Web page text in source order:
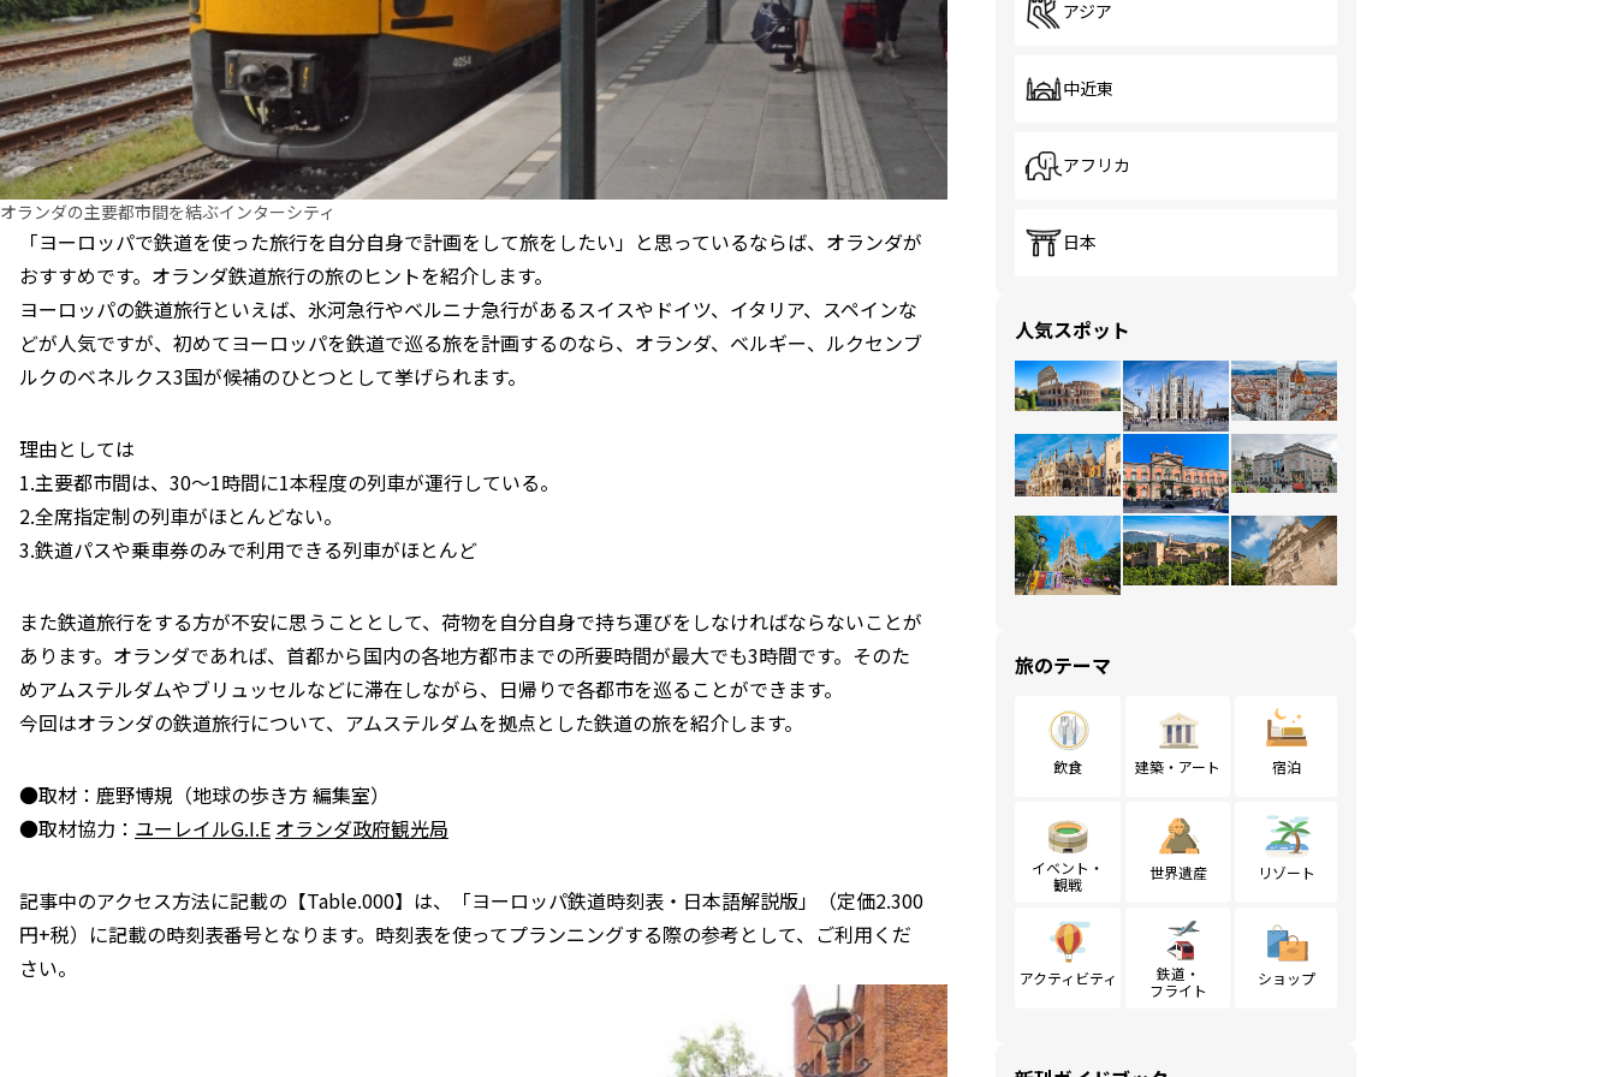
オランダの主要都市間を結ぶインターシティ
「ヨーロッパで鉄道を使った旅行を自分自身で計画をして旅をしたい」と思っているならば、オランダが
おすすめです。オランダ鉄道旅行の旅のヒントを紹介します。
ヨーロッパの鉄道旅行といえば、氷河急行やベルニナ急行があるスイスやドイツ、イタリア、スペインな
どが人気ですが、初めてヨーロッパを鉄道で巡る旅を計画するのなら、オランダ、ベルギー、ルクセンブ
ルクのベネルクス3国が候補のひとつとして挙げられます。
理由としては
1.主要都市間は、30～1時間に1本程度の列車が運行している。
2.全席指定制の列車がほとんどない。
3.鉄道パスや乗車券のみで利用できる列車がほとんど
また鉄道旅行をする方が不安に思うこととして、荷物を自分自身で持ち運びをしなければならないことが
あります。オランダであれば、首都から国内の各地方都市までの所要時間が最大でも3時間です。そのた
めアムステルダムやブリュッセルなどに滞在しながら、日帰りで各都市を巡ることができます。
今回はオランダの鉄道旅行について、アムステルダムを拠点とした鉄道の旅を紹介します。
●取材：鹿野博規（地球の歩き方 編集室）
●取材協力： ユーレイルG.I.E オランダ政府観光局
記事中のアクセス方法に記載の【Table.000】は、「ヨーロッパ鉄道時刻表・日本語解説版」（定価2.300
円+税）に記載の時刻表番号となります。時刻表を使ってプランニングする際の参考として、ご利用くだ
さい。
アジア
中近東
アフリカ
日本
人気スポット
旅のテーマ
飲食 建築・アート 宿泊
イベント・
観戦
世界遺産 リゾート
アクティビティ
鉄道・
フライト
ショップ